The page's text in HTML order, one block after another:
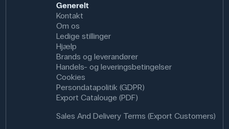
Generelt
Kontakt
Om os
Ledige stillinger
Hjælp
Brands og leverandører
Handels- og leveringsbetingelser
Cookies
Persondatapolitik (GDPR)
Export Catalouge (PDF)
Sales And Delivery Terms (Export Customers)